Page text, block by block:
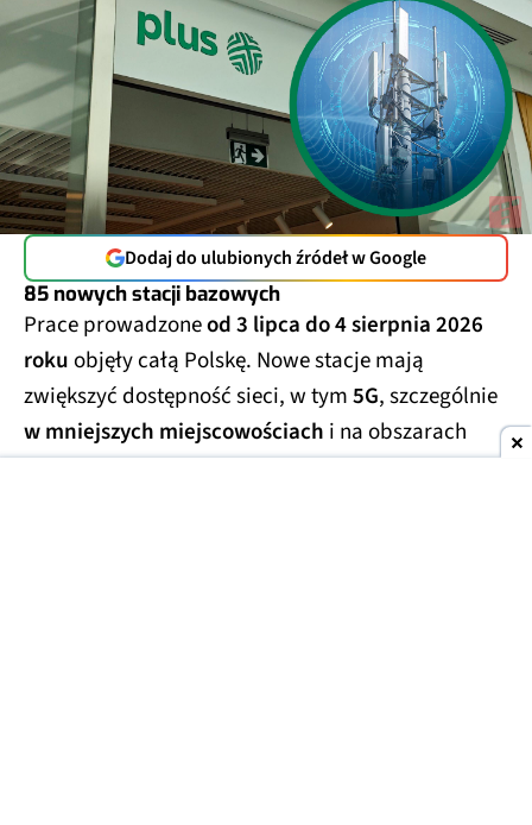
Dodaj do ulubionych źródeł w Google
85 nowych stacji bazowych
Prace prowadzoneod 3 lipca do 4 sierpnia 2026
rokuobjęły całą Polskę. Nowe stacje mają
zwiększyć dostępność sieci, w tym5G, szczególnie
w mniejszych miejscowościach i na obszarach
poza największymi miastami.